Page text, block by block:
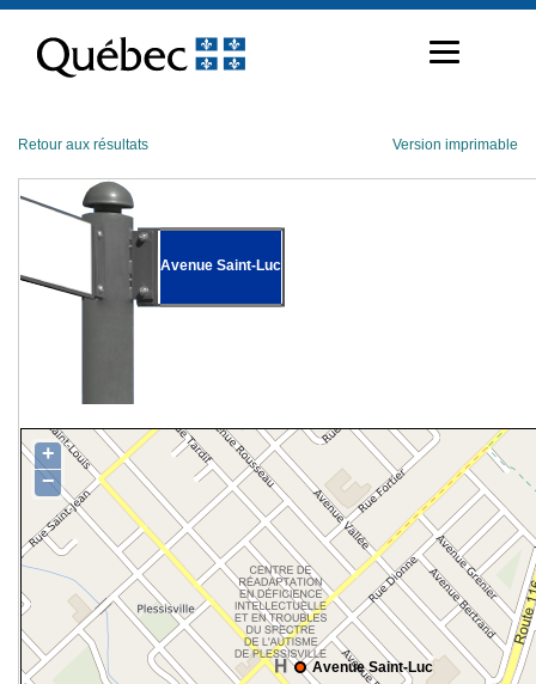
contenu
Retour aux résultats Version imprimable
Avenue Saint-Luc
Avenue Saint-Luc
+
−